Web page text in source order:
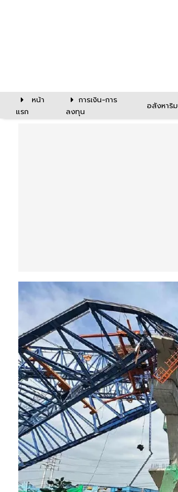
หน้า
แรก
การเงิน-การ
ลงทุน
อสังหาริ